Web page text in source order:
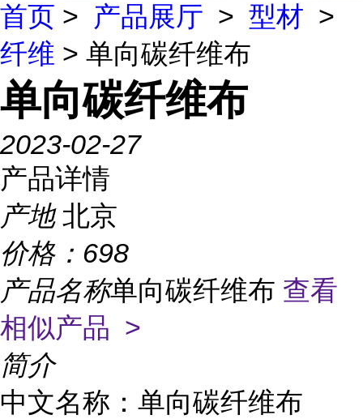
首页 > 产品展厅 > 型材 >
纤维 > 单向碳纤维布
单向碳纤维布
2023-02-27
产品详情
产地 北京
价格： 698
产品名称单向碳纤维布 查看
相似产品 >
简介
中文名称：单向碳纤维布